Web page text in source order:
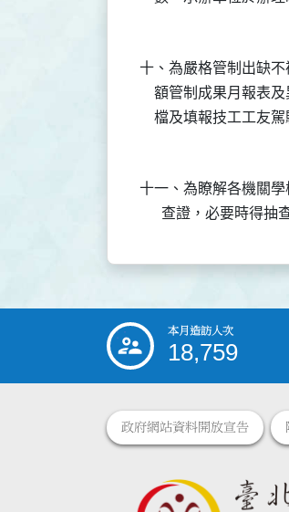
十、為嚴格管制出缺
額管制成果月報表
十一、為瞭解各機關
::: 本月造訪人次
18,759
政府網站資料開放宣告